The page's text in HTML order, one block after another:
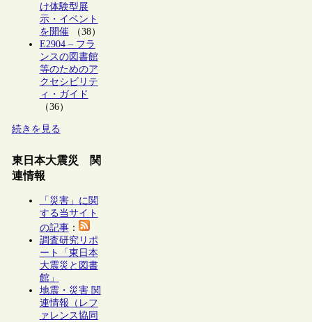
け体験型展
示・イベント
を開催（38）
E2904 – フラ
ンスの図書館
等のためのア
クセシビリテ
ィ・ガイド
（36）
続きを見る
東日本大震災 関
連情報
「災害」に関
する当サイト
の記事：
調査研究リポ
ート「東日本
大震災と図書
館」
地震・災害 関
連情報（レフ
ァレンス協同